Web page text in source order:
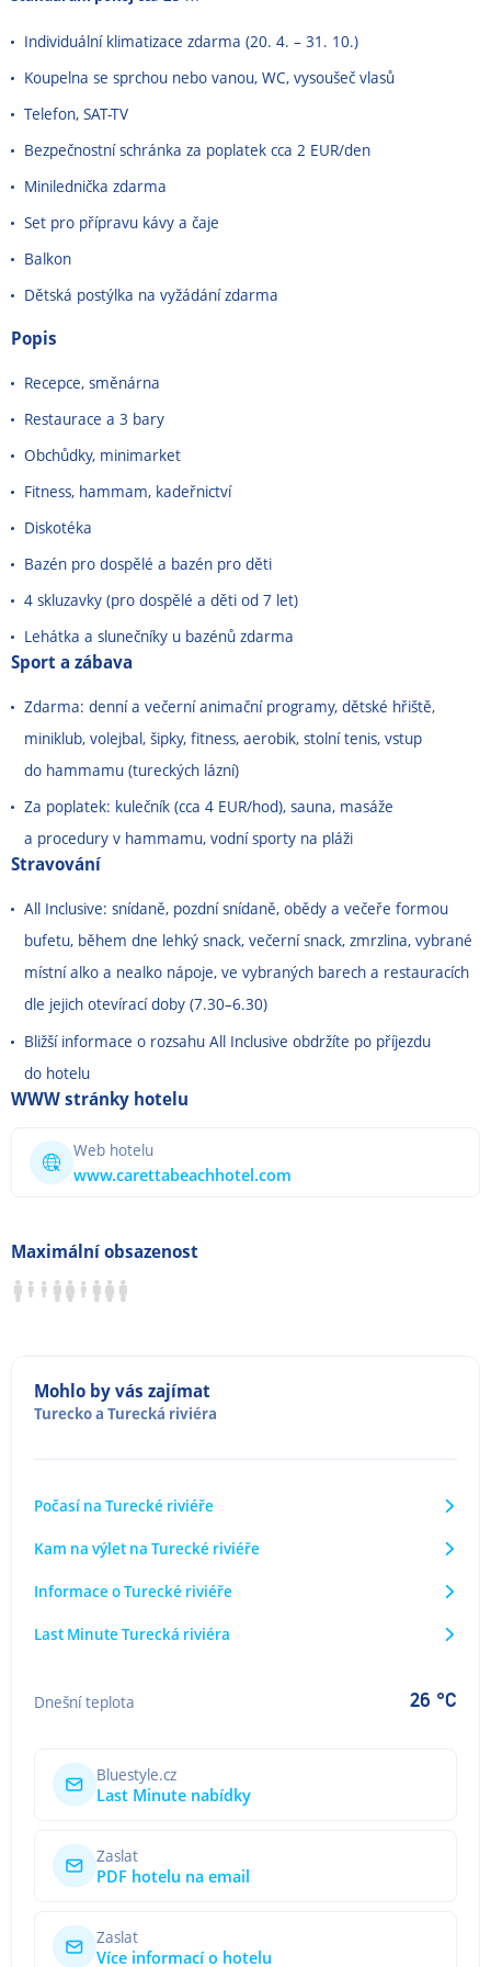
Individuální klimatizace zdarma (20. 4. – 31. 10.)
Koupelna se sprchou nebo vanou, WC, vysoušeč vlasů
Telefon, SAT-TV
Bezpečnostní schránka za poplatek cca 2 EUR/den
Minilednička zdarma
Set pro přípravu kávy a čaje
Balkon
Dětská postýlka na vyžádání zdarma
Popis
Recepce, směnárna
Restaurace a 3 bary
Obchůdky, minimarket
Fitness, hammam, kadeřnictví
Diskotéka
Bazén pro dospělé a bazén pro děti
4 skluzavky (pro dospělé a děti od 7 let)
Lehátka a slunečníky u bazénů zdarma
Sport a zábava
Zdarma: denní a večerní animační programy, dětské hřiště,
miniklub, volejbal, šipky, fitness, aerobik, stolní tenis, vstup
do hammamu (tureckých lázní)
Za poplatek: kulečník (cca 4 EUR/hod), sauna, masáže
a procedury v hammamu, vodní sporty na pláži
Stravování
All Inclusive: snídaně, pozdní snídaně, obědy a večeře formou
bufetu, během dne lehký snack, večerní snack, zmrzlina, vybrané
místní alko a nealko nápoje, ve vybraných barech a restauracích
dle jejich otevírací doby (7.30–6.30)
Bližší informace o rozsahu All Inclusive obdržíte po příjezdu
do hotelu
WWW stránky hotelu
Web hotelu
www.carettabeachhotel.com
Maximální obsazenost
Mohlo by vás zajímat
Tureckoa Turecká riviéra
Počasí na Turecké riviéře
Kam na výlet na Turecké riviéře
Informace o Turecké riviéře
Last Minute Turecká riviéra
Dnešní teplota 26 °C
Bluestyle.cz
Last Minute nabídky
Zaslat
PDF hotelu na email
Zaslat
Více informací o hotelu